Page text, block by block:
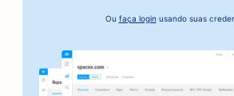
SEO para empresas do setor
SEO para padarias
SEO para barbearias
Ou faça login usando suas